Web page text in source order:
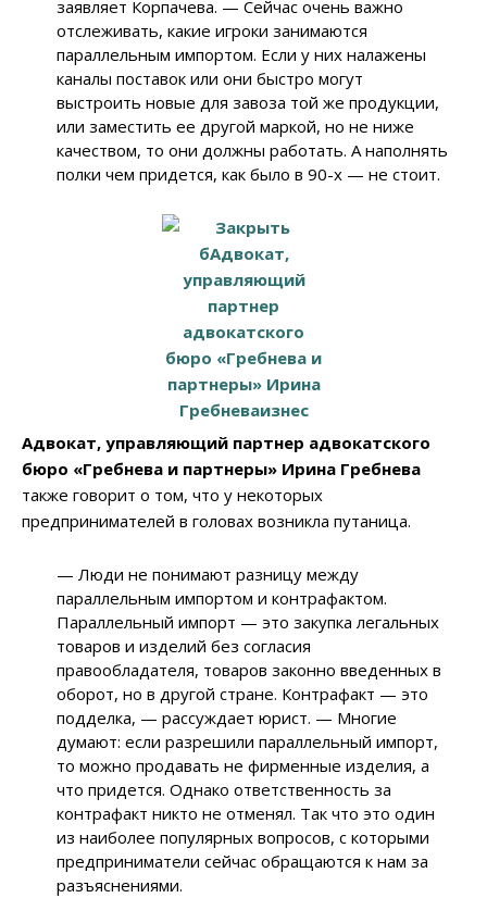
заявляет Корпачева. — Сейчас очень важно
отслеживать, какие игроки занимаются
параллельным импортом. Если у них налажены
каналы поставок или они быстро могут
выстроить новые для завоза той же продукции,
или заместить ее другой маркой, но не ниже
качеством, то они должны работать. А наполнять
полки чем придется, как было в 90-х — не стоит.
Адвокат, управляющий партнер адвокатского
бюро «Гребнева и партнеры» Ирина Гребнева
также говорит о том, что у некоторых
предпринимателей в головах возникла путаница.
— Люди не понимают разницу между
параллельным импортом и контрафактом.
Параллельный импорт — это закупка легальных
товаров и изделий без согласия
правообладателя, товаров законно введенных в
оборот, но в другой стране. Контрафакт — это
подделка, — рассуждает юрист. — Многие
думают: если разрешили параллельный импорт,
то можно продавать не фирменные изделия, а
что придется. Однако ответственность за
контрафакт никто не отменял. Так что это один
из наиболее популярных вопросов, с которыми
предприниматели сейчас обращаются к нам за
разъяснениями.